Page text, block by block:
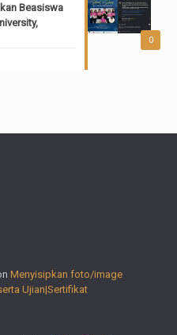
0
Beasiswa
Menyisipkan foto/image
Ujian|Sertifikat